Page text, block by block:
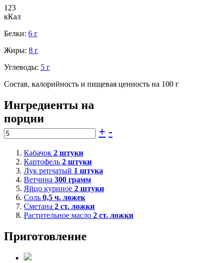
123
кКал
Белки: 6 г
Жиры: 8 г
Углеводы: 5 г
Состав, калорийность и пищевая ценность на 100 г
Ингредиенты на
порции
+ -
Кабачок 2 штуки
Картофель 2 штуки
Лук репчатый 1 штука
Ветчина 300 грамм
Яйцо куриное 2 штуки
Соль 0,5 ч. ложек
Сметана 2 ст. ложки
Растительное масло 2 ст. ложки
Приготовление